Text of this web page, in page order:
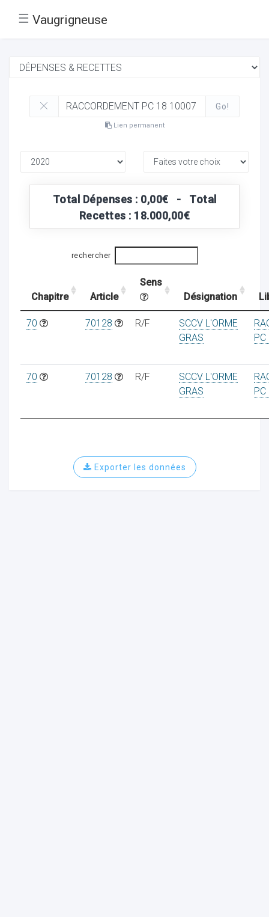
☰ Vaugrigneuse
Go!
Lien permanent
Total Dépenses : 0,00€ - Total
Recettes : 18.000,00€
rechercher
Chapitre Article
Sens
Désignation
70 70128 R/F
SCCV L'ORME
GRAS
70 70128 R/F
SCCV L'ORME
GRAS
Exporter les données